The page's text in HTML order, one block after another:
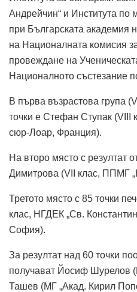
Андрейчин“ и Института по
при Българската академия
на Националната комисия
провеждане на
Националното състезание
В първа възрастова група
точки е Стефан Ступак (VIII
сюр-Лоар, Франция).
На второ място с резултат
Димитрова (VII клас, ППМГ
Третото място с 85 точки
клас, НГДЕК „Св.
София).
За резултат над 60 точки
получават Йосиф Шурелов
Ташев (МГ „Акад. Кирил